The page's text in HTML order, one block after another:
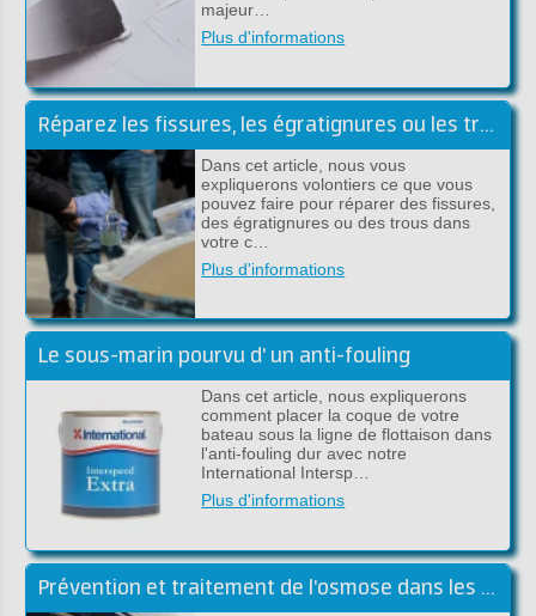
majeur…
Plus d'informations
Réparez les fissures, les égratignures ou les trous sous la ligne de flottaison
Dans cet article, nous vous
expliquerons volontiers ce que vous
pouvez faire pour réparer des fissures,
des égratignures ou des trous dans
votre c…
Plus d'informations
Le sous-marin pourvu d' un anti-fouling
Dans cet article, nous expliquerons
comment placer la coque de votre
bateau sous la ligne de flottaison dans
l'anti-fouling dur avec notre
International Intersp…
Plus d'informations
Prévention et traitement de l'osmose dans les bateaux en polyester